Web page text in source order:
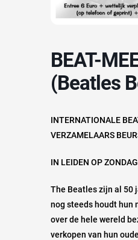
BEAT-MEET 2021
(Beatles
INTERNATIONALE
VERZAMELAARS
IN LEIDEN OP
The Beatles zijn al 50
nog steeds houdt hun
over de hele wereld
verkopen van hun